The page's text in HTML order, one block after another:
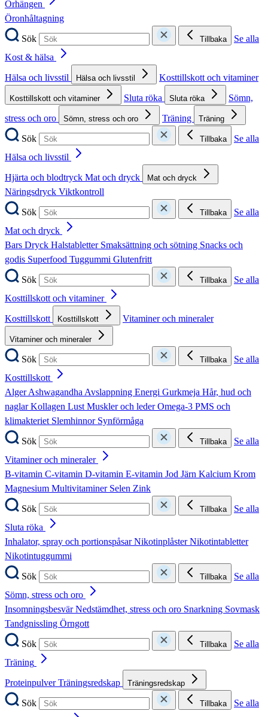
Örhängen
Öronhåltagning
Sök
Tillbaka
Se alla
Kost & hälsa
Hälsa och livsstil
Hälsa och livsstil Kosttillskott och vitaminer
Kosttillskott och vitaminer Sluta röka Sluta röka
Sömn,
stress och oro
Sömn, stress och oro Träning Träning
Sök Tillbaka
Se alla
Hälsa och livsstil
Hjärta och blodtryck Mat och dryck Mat och dryck
Näringsdryck Viktkontroll
Sök
Tillbaka
Se alla
Mat och dryck
Bars Dryck Halstabletter Smaksättning och sötning Snacks och
godis Superfood Tuggummi Glutenfritt
Sök
Tillbaka
Se alla
Kosttillskott och vitaminer
Kosttillskott
Kosttillskott Vitaminer och mineraler
Vitaminer och mineraler
Sök Tillbaka
Se alla
Kosttillskott
AlgerAshwagandhaAvslappning Energi Gurkmeja Hår, hud och
naglarKollagen LustMuskler och lederOmega-3 PMS och
klimakteriet Slemhinnor Synförmåga
Sök
Tillbaka
Se alla
Vitaminer och mineraler
B-vitamin C-vitamin D-vitamin E-vitamin Jod Järn Kalcium Krom
Magnesium Multivitaminer Selen Zink
Sök
Tillbaka
Se alla
Sluta röka
Inhalator, spray och portionspåsarNikotinplåsterNikotintabletter
Nikotintuggummi
Sök
Tillbaka
Se alla
Sömn, stress och oro
InsomningsbesvärNedstämdhet, stress och oro Snarkning Sovmask
Tandgnissling Örngott
Sök
Tillbaka
Se alla
Träning
ProteinpulverTräningsredskap Träningsredskap
Sök Tillbaka
Se alla